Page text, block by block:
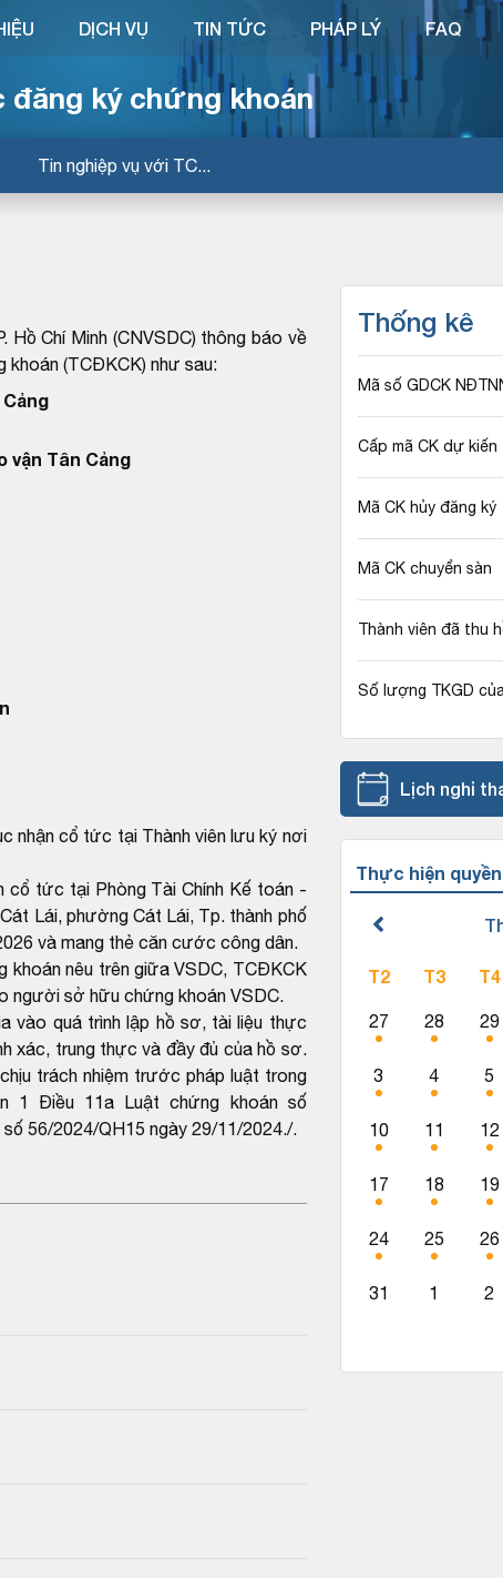
đăng ký chứng khoán
Tin nghiệp vụ với TC...
DỊCH VỤ TIN TỨC PHÁP LÝ FAQ
Chí Minh (CNVSDC) thông báo về
khoán (TCĐKCK) như sau:
vận Tân Cảng
cổ tức tại Thành viên lưu ký nơi
tức tại Phòng Tài Chính Kế toán -
Lái, phường Cát Lái, Tp. thành phố
và mang thẻ căn cước công dân.
khoán nêu trên giữa VSDC, TCĐKCK
người sở hữu chứng khoán VSDC.
vào quá trình lập hồ sơ, tài liệu thực
xác, trung thực và đầy đủ của hồ sơ.
trách nhiệm trước pháp luật trong
1 Điều 11a Luật chứng khoán số
56/2024/QH15 ngày 29/11/2024./.
Thống kê
Mã số GDCK
Cấp mã CK dự kiến
Mã CK hủy đăng ký
Mã CK chuyển sàn
Thành viên đã thu
Số lượng TKGD
Lịch nghỉ
Thực hiện quyền
T2 T3 T4
27 28 29
3 4 5
10 11 12
17 18 19
24 25 26
31 1 2